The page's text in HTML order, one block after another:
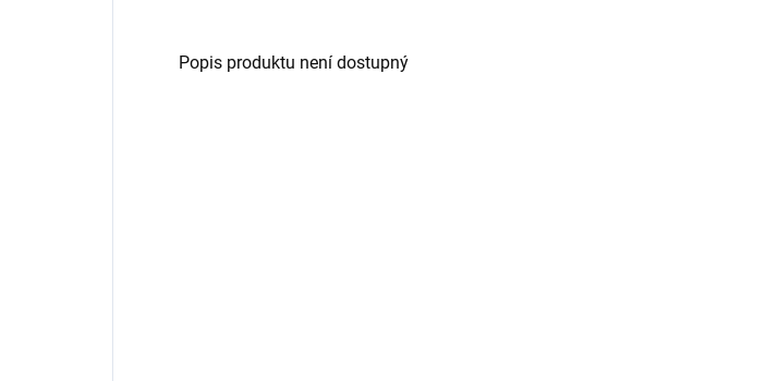
Popis produktu není dostupný